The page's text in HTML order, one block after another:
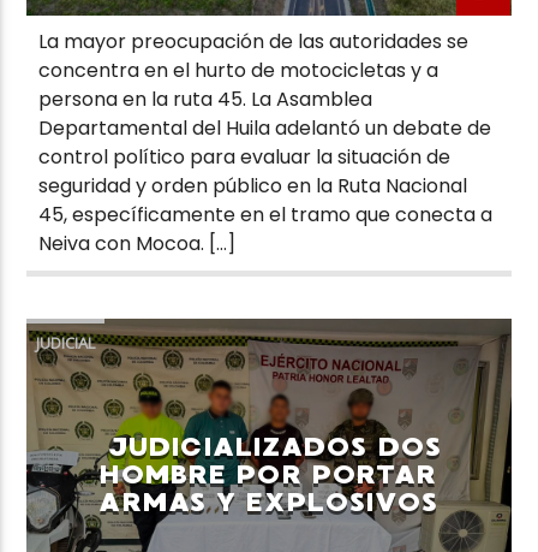
La mayor preocupación de las autoridades se
concentra en el hurto de motocicletas y a
persona en la ruta 45. La Asamblea
Departamental del Huila adelantó un debate de
control político para evaluar la situación de
seguridad y orden público en la Ruta Nacional
45, específicamente en el tramo que conecta a
Neiva con Mocoa. […]
JUDICIAL
JUDICIALIZADOS DOS
HOMBRE POR PORTAR
ARMAS Y EXPLOSIVOS